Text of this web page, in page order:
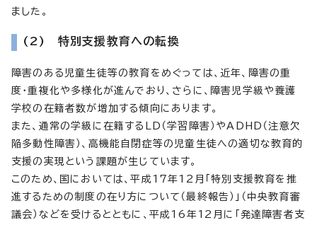
ました。
(2) 特別支援教育への転換
障害のある児童生徒等の教育をめぐっては、近年、障害の重
度・重複化や多様化が進んでおり、さらに、障害児学級や養護
学校の在籍者数が増加する傾向にあります。
また、通常の学級に在籍するLD（学習障害）やADHD（注意欠
陥多動性障害）、高機能自閉症等の児童生徒への適切な教育的
支援の実現という課題が生じています。
このため、国においては、平成17年12月「特別支援教育を推
進するための制度の在り方について（最終報告）」（中央教育審
議会）などを受けるとともに、平成16年12月に「発達障害者支